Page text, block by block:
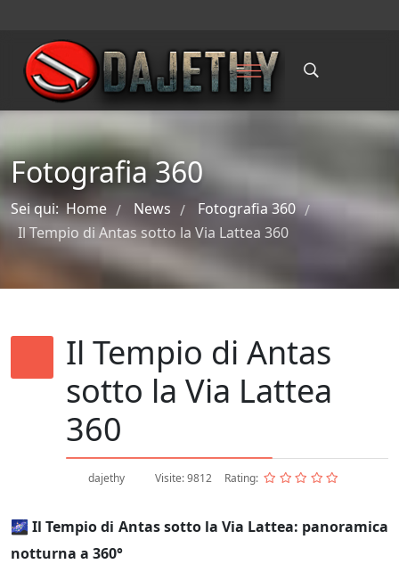
Fotografia 360
Sei qui:Home / News / Fotografia 360 /
Il Tempio di Antas sotto la Via Lattea 360
Il Tempio di Antas
sotto la Via Lattea
360
dajethy Visite: 9812 Rating:
🌌 Il Tempio di Antas sotto la Via Lattea: panoramica
notturna a 360°